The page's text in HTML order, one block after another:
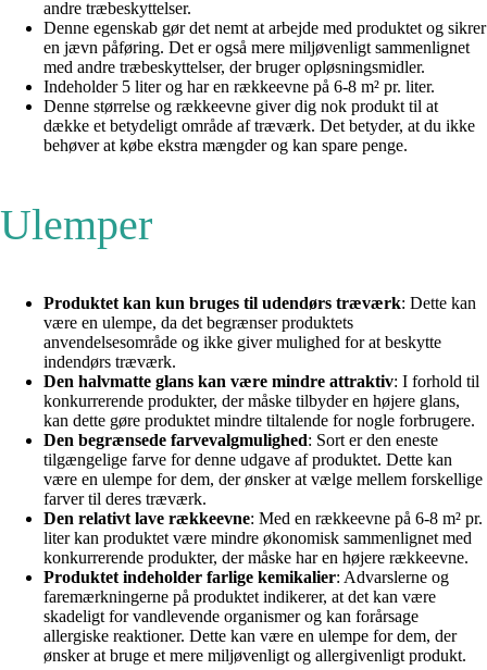
andre træbeskyttelser.
Denne egenskab gør det nemt at arbejde med produktet og sikrer
en jævn påføring. Det er også mere miljøvenligt sammenlignet
med andre træbeskyttelser, der bruger opløsningsmidler.
Indeholder 5 liter og har en rækkeevne på 6-8 m² pr. liter.
Denne størrelse og rækkeevne giver dig nok produkt til at
dække et betydeligt område af træværk. Det betyder, at du ikke
behøver at købe ekstra mængder og kan spare penge.
Ulemper
Produktet kan kun bruges til udendørs træværk: Dette kan
være en ulempe, da det begrænser produktets
anvendelsesområde og ikke giver mulighed for at beskytte
indendørs træværk.
Den halvmatte glans kan være mindre attraktiv: I forhold til
konkurrerende produkter, der måske tilbyder en højere glans,
kan dette gøre produktet mindre tiltalende for nogle forbrugere.
Den begrænsede farvevalgmulighed: Sort er den eneste
tilgængelige farve for denne udgave af produktet. Dette kan
være en ulempe for dem, der ønsker at vælge mellem forskellige
farver til deres træværk.
Den relativt lave rækkeevne: Med en rækkeevne på 6-8 m² pr.
liter kan produktet være mindre økonomisk sammenlignet med
konkurrerende produkter, der måske har en højere rækkeevne.
Produktet indeholder farlige kemikalier: Advarslerne og
faremærkningerne på produktet indikerer, at det kan være
skadeligt for vandlevende organismer og kan forårsage
allergiske reaktioner. Dette kan være en ulempe for dem, der
ønsker at bruge et mere miljøvenligt og allergivenligt produkt.